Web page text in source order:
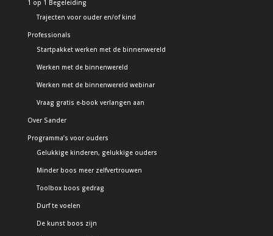
1 op 1 Begeleiding
Trajecten voor ouder en/of kind
Professionals
Startpakket werken met de binnenwereld
Werken met de binnenwereld
Werken met de binnenwereld webinar
Vraag gratis e-book verlangen aan
Over Sander
Programma’s voor ouders
Gelukkige kinderen, gelukkige ouders
Minder boos meer zelfvertrouwen
Toolbox boos gedrag
Durf te voelen
De kunst boos zijn